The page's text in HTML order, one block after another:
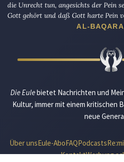
die Unrecht tun, angesichts der Pein
Gott gehört und daß Gott harte Pein
AL-
Die Eulebietet Nachrichten und
Kultur, immer mit einem kritischen
neue
Über unsEule-AboFAQPodcasts
KontaktWerbung